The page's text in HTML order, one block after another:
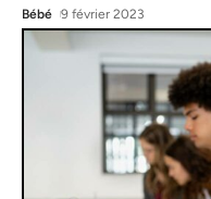
Bébé 9 février 2023